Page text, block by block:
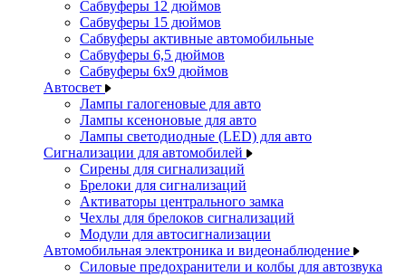
Сабвуферы 12 дюймов
Сабвуферы 15 дюймов
Сабвуферы активные автомобильные
Сабвуферы 6,5 дюймов
Сабвуферы 6x9 дюймов
Автосвет
Лампы галогеновые для авто
Лампы ксеноновые для авто
Лампы светодиодные (LED) для авто
Сигнализации для автомобилей
Сирены для сигнализаций
Брелоки для сигнализаций
Активаторы центрального замка
Чехлы для брелоков сигнализаций
Модули для автосигнализации
Автомобильная электроника и видеонаблюдение
Силовые предохранители и колбы для автозвука